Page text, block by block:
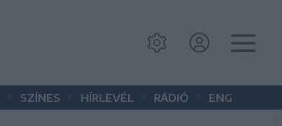
SZÍNES HÍRLEVÉL RÁDIÓ ENG